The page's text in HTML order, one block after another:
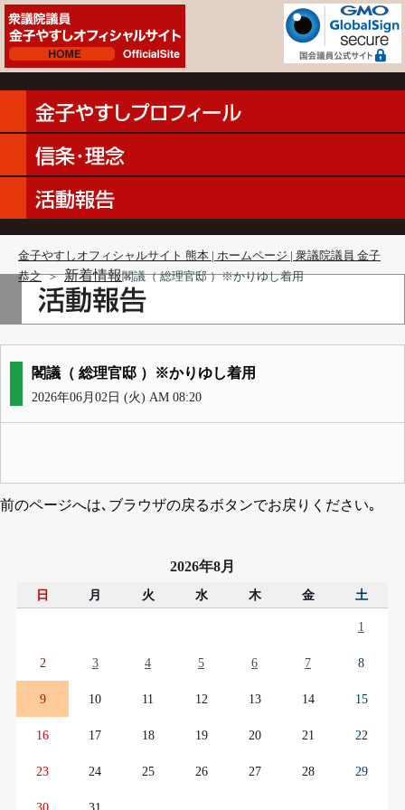
金子やすしオフィシャルサイト 熊本 | ホームページ | 衆議院議員 金子
恭之 ＞ 新着情報閣議（ 総理官邸 ）※かりゆし着用
閣議（ 総理官邸 ）※かりゆし着用
2026年06月02日 (火) AM 08:20
前のページへは､ブラウザの戻るボタンでお戻りください｡
2026年8月
日 月 火 水 木 金 土
1
2 3 4 5 6 7 8
9 10 11 12 13 14 15
16 17 18 19 20 21 22
23 24 25 26 27 28 29
30 31